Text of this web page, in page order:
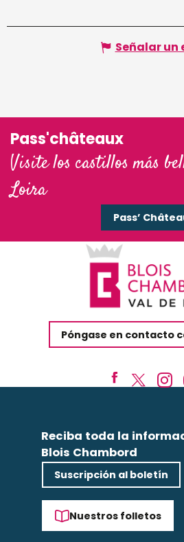
Señalar un
Pass'châteaux
Visite los castillos más
Loira
Pass’
Póngase en contacto
Reciba toda la
Blois Chambord
Suscripción al boletín
Nuestros folletos